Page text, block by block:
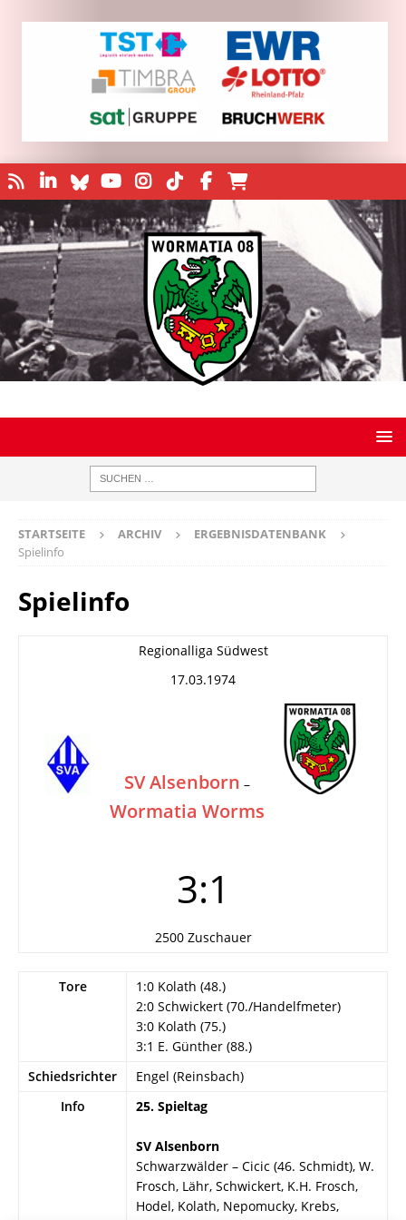
STARTSEITE ARCHIV
ERGEBNISDATENBANK
Spielinfo
Spielinfo
Regionalliga Südwest
17.03.1974
SV Alsenborn –
Wormatia Worms
3:1
2500 Zuschauer
Tore
1:0 Kolath (48.)
2:0 Schwickert (70./Handelfmeter)
3:0 Kolath (75.)
3:1 E. Günther (88.)
Schiedsrichter
Engel (Reinsbach)
Info
25. Spieltag
SV Alsenborn
Schwarzwälder – Cicic (46. Schmidt), W.
Frosch, Lähr, Schwickert, K.H. Frosch,
Hodel, Kolath, Nepomucky, Krebs,